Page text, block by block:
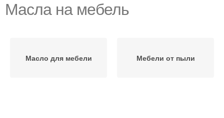
Масла на мебель
Масло для мебели Мебели от пыли